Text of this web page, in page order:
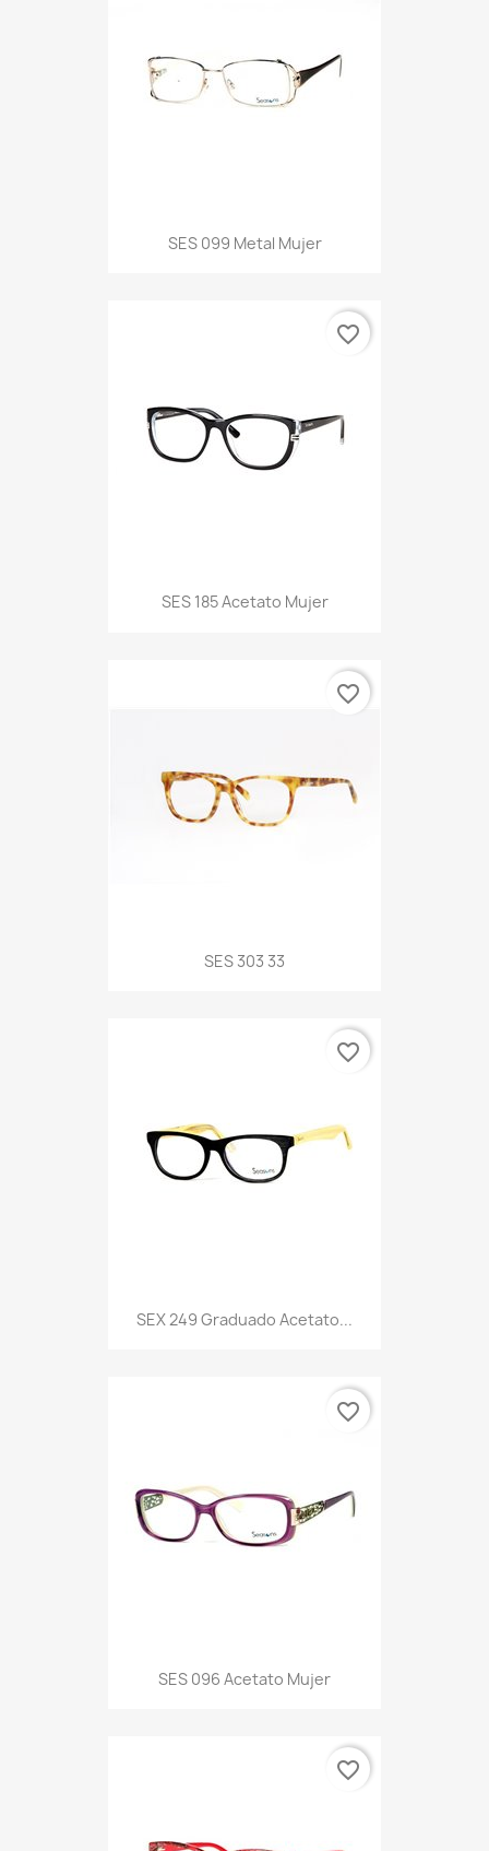
SES 099 Metal Mujer
SES 185 Acetato Mujer
favorite_border
SES 303 33
favorite_border
SEX 249 Graduado Acetato...
favorite_border
SES 096 Acetato Mujer
favorite_border
favorite_border